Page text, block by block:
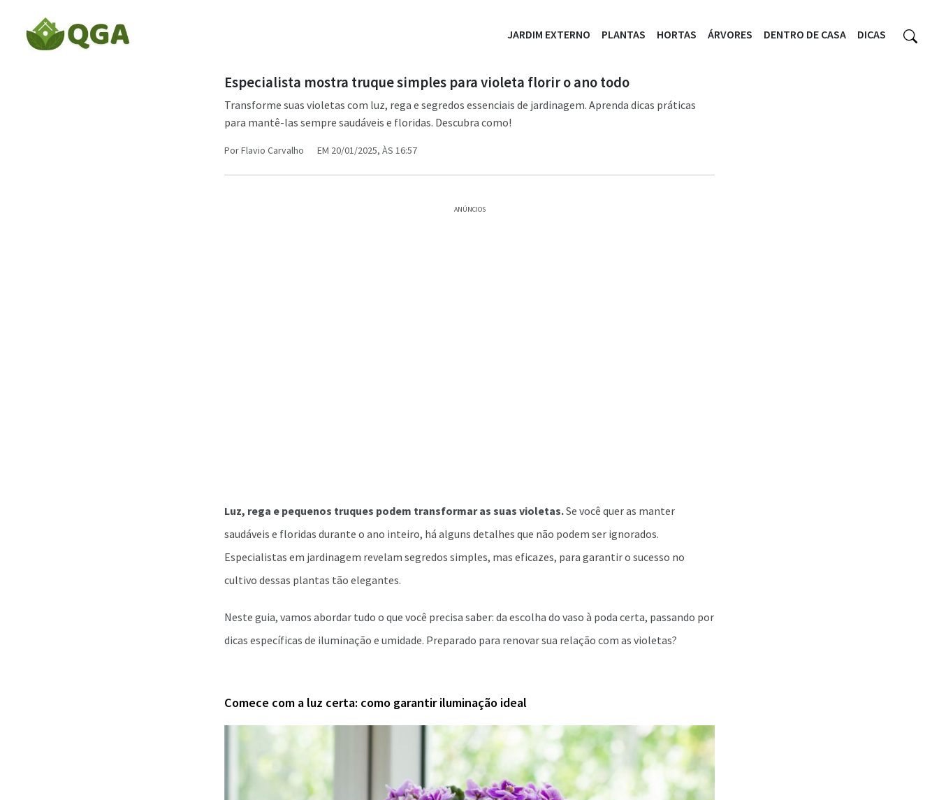
JARDIM EXTERNO PLANTAS HORTAS ÁRVORES DENTRO DE CASA DICAS
Especialista mostra truque simples para violeta florir o ano todo
Transforme suas violetas com luz, rega e segredos essenciais de jardinagem. Aprenda dicas práticas
para mantê-las sempre saudáveis e floridas. Descubra como!
PorFlavio Carvalho EM 20/01/2025, ÀS 16:57
ANÚNCIOS
Luz, rega e pequenos truques podem transformar as suas violetas.Se você quer as manter
saudáveis e floridas durante o ano inteiro, há alguns detalhes que não podem ser ignorados.
Especialistas em jardinagem revelam segredos simples, mas eficazes, para garantir o sucesso no
cultivo dessas plantas tão elegantes.
Neste guia, vamos abordar tudo o que você precisa saber: da escolha do vaso à poda certa, passando por
dicas específicas de iluminação e umidade. Preparado para renovar sua relação com as violetas?
Comece com a luz certa: como garantir iluminação ideal